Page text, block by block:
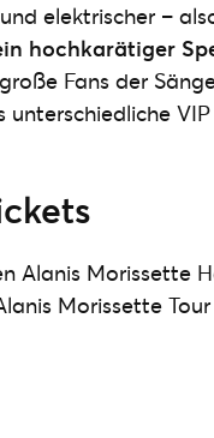
elektrischer –
hochkarätiger
Fans der
Alanis Morissette
Morissette